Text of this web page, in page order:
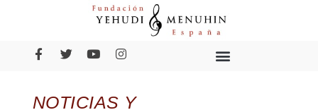
NOTICIAS Y